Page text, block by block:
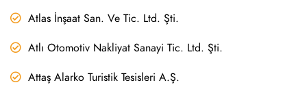
Atlas İnşaat San. Ve Tic. Ltd. Şti.
Atlı Otomotiv Nakliyat Sanayi Tic. Ltd. Şti.
Attaş Alarko Turistik Tesisleri A.Ş.